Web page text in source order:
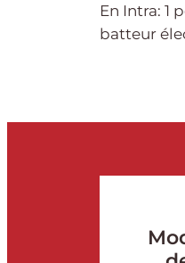
En Intra: 1
batteur